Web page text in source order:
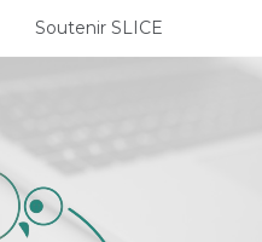
Soutenir SLICE